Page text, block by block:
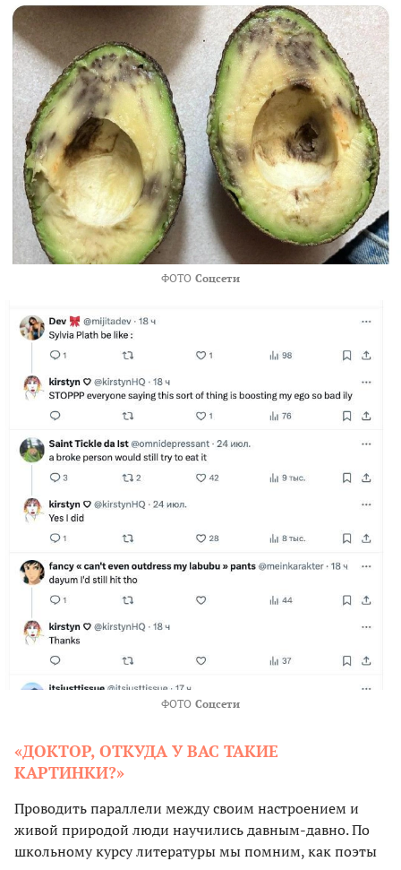
ФОТО Соцсети
ФОТО Соцсети
«ДОКТОР, ОТКУДА У ВАС ТАКИЕ
КАРТИНКИ?»
Проводить параллели между своим настроением и
живой природой люди научились давным-давно. По
школьному курсу литературы мы помним, как поэты